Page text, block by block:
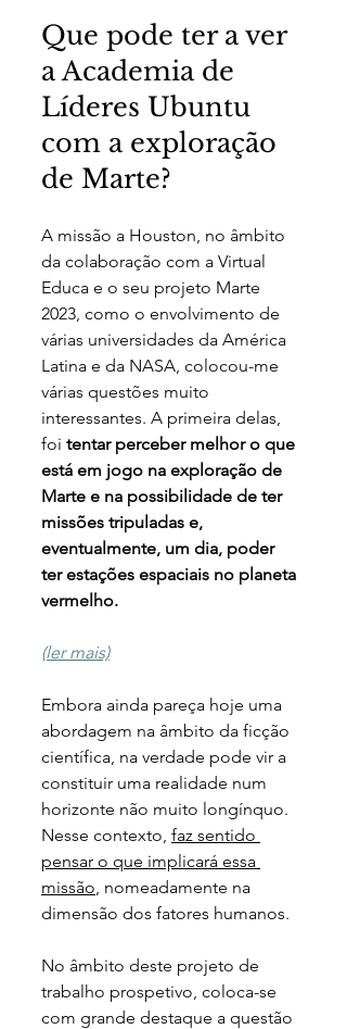
Que pode ter a ver
a Academia de
Líderes Ubuntu
com a exploração
de Marte?
A missão a Houston, no âmbito
da colaboração com a Virtual
Educa e o seu projeto Marte
2023, como o envolvimento de
várias universidades da América
Latina e da NASA, colocou-me
várias questões muito
interessantes. A primeira delas,
foi tentar perceber melhor o que
está em jogo na exploração de
Marte e na possibilidade de ter
missões tripuladas e,
eventualmente, um dia, poder
ter estações espaciais no planeta
vermelho.
(ler mais)
Embora ainda pareça hoje uma
abordagem na âmbito da ficção
científica, na verdade pode vir a
constituir uma realidade num
horizonte não muito longínquo.
Nesse contexto, faz sentido
pensar o que implicará essa
missão, nomeadamente na
dimensão dos fatores humanos.
No âmbito deste projeto de
trabalho prospetivo, coloca-se
com grande destaque a questão